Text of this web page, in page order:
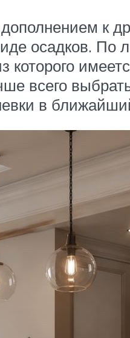
к
осадков.
которого
всего
в